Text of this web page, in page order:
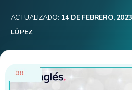
ACTUALIZADO: 14 DE FEBRERO, 2023
LÓPEZ